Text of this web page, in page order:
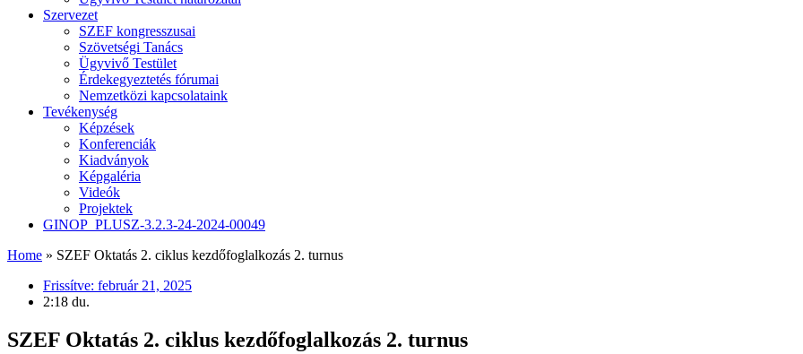
Szervezet
SZEF kongresszusai
Szövetségi Tanács
Ügyvivő Testület
Érdekegyeztetés fórumai
Nemzetközi kapcsolataink
Tevékenység
Képzések
Konferenciák
Kiadványok
Képgaléria
Videók
Projektek
GINOP_PLUSZ-3.2.3-24-2024-00049
Home » SZEF Oktatás 2. ciklus kezdőfoglalkozás 2. turnus
Frissítve: február 21, 2025
2:18 du.
SZEF Oktatás 2. ciklus kezdőfoglalkozás 2. turnus